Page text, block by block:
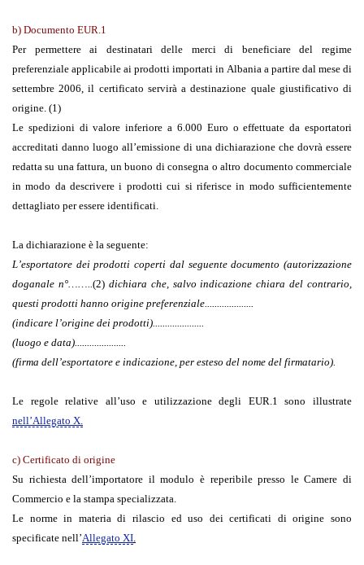
b) Documento EUR.1
Per permettere ai destinatari delle merci di beneficiare del regime
preferenziale applicabile ai prodotti importati in Albania a partire dal mese di
settembre 2006, il certificato servirà a destinazione quale giustificativo di
origine. (1)
Le spedizioni di valore inferiore a 6.000 Euro o effettuate da esportatori
accreditati danno luogo all’emissione di una dichiarazione che dovrà essere
redatta su una fattura, un buono di consegna o altro documento commerciale
in modo da descrivere i prodotti cui si riferisce in modo sufficientemente
dettagliato per essere identificati.
La dichiarazione è la seguente:
L’esportatore dei prodotti coperti dal seguente documento (autorizzazione
doganale n°……..(2) dichiara che, salvo indicazione chiara del contrario,
questi prodotti hanno origine preferenziale....................
(indicare l’origine dei prodotti).....................
(luogo e data).....................
(firma dell’esportatore e indicazione, per esteso del nome del firmatario).
Le regole relative all’uso e utilizzazione degli EUR.1 sono illustrate
nell’Allegato X.
c) Certificato di origine
Su richiesta dell’importatore il modulo è reperibile presso le Camere di
Commercio e la stampa specializzata.
Le norme in materia di rilascio ed uso dei certificati di origine sono
specificate nell’Allegato XI.